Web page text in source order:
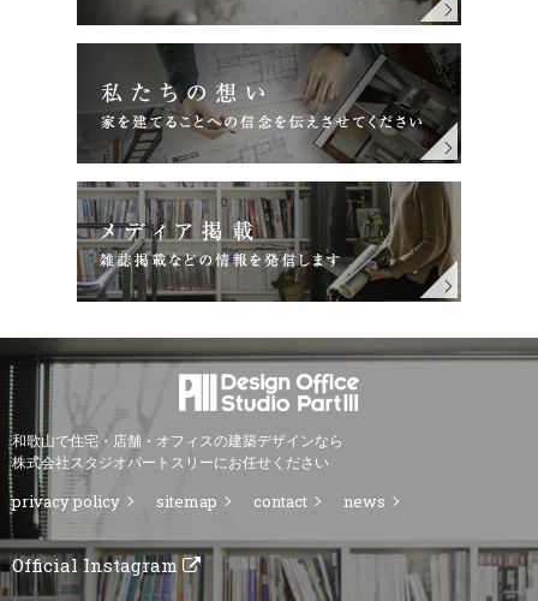
和歌山で住宅・店舗・オフィスの建築デザインなら
株式会社スタジオパートスリーにお任せください
privacy policy sitemap contact news
Official Instagram